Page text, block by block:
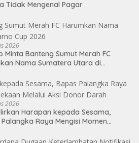
Tidak Mengenal Pagar
2026
Minta Banteng Sumut Merah FC
Nama Sumatera Utara di
2026
Harapan kepada Sesama,
Raya Mengisi Momen